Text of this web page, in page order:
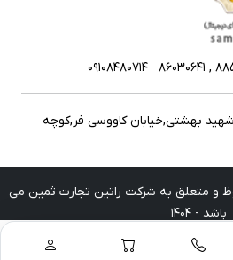
09108480714
شهید بهشتی,خیابان کاووسی فر,کوچه
و متعلق به شرکت راتین تجارت ثمین می
باشد - 1404